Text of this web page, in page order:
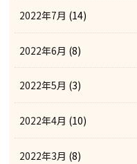
2022年7月 (14)
2022年6月 (8)
2022年5月 (3)
2022年4月 (10)
2022年3月 (8)